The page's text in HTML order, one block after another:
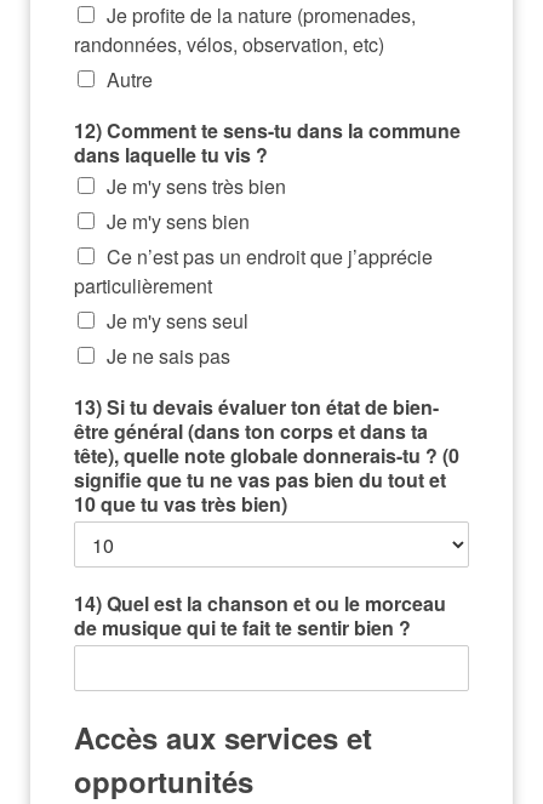
Je profite de la nature (promenades,
randonnées, vélos, observation, etc)
Autre
12) Comment te sens-tu dans la commune
dans laquelle tu vis ?
Je m'y sens très bien
Je m'y sens bien
Ce n’est pas un endroit que j’apprécie
particulièrement
Je m'y sens seul
Je ne sais pas
13) Si tu devais évaluer ton état de bien-
être général (dans ton corps et dans ta
tête), quelle note globale donnerais-tu ? (0
signifie que tu ne vas pas bien du tout et
10 que tu vas très bien)
14) Quel est la chanson et ou le morceau
de musique qui te fait te sentir bien ?
Accès aux services et
opportunités